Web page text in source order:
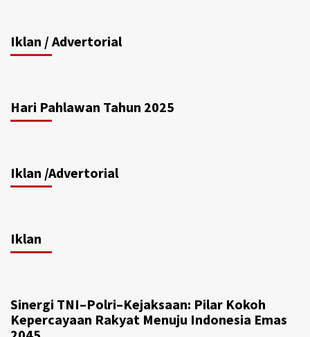
Iklan / Advertorial
Hari Pahlawan Tahun 2025
Iklan /Advertorial
Iklan
Sinergi TNI–Polri–Kejaksaan: Pilar Kokoh
Kepercayaan Rakyat Menuju Indonesia Emas